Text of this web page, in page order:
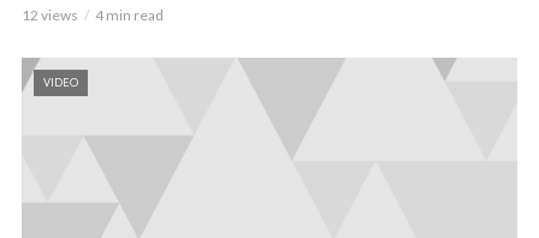
12 views 4 min read
VIDEO